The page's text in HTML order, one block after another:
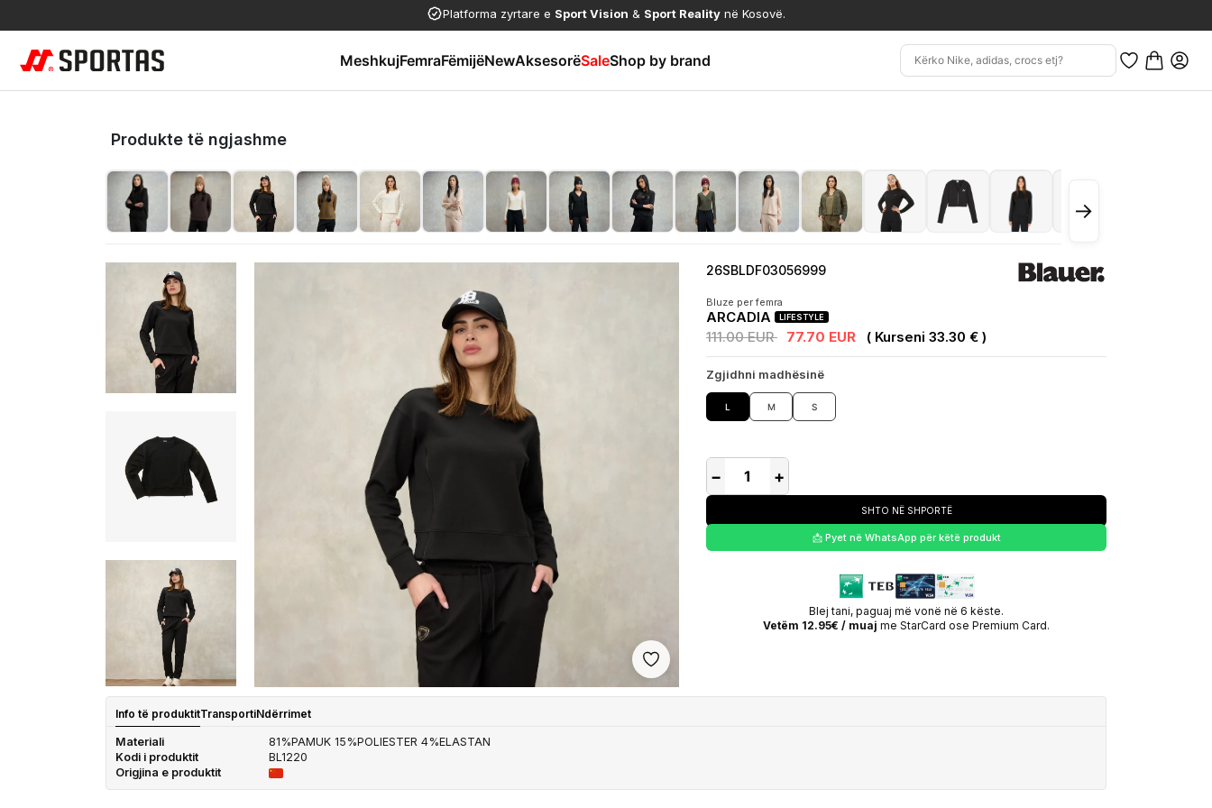
Platforma zyrtare e Sport Vision & Sport Reality në Kosovë.
MeshkujFemraFëmijëNewAksesorëSaleShop by brand
Produkte të ngjashme
→
Shto në wishlist
26SBLDF03056999
Bluze per femra
ARCADIA LIFESTYLE
111.00 EUR 77.70 EUR ( Kurseni 33.30 € )
Zgjidhni madhësinë
L M S
− +
SHTO NË SHPORTË
📩 Pyet në WhatsApp për këtë produkt
Blej tani, paguaj më vonë në 6 këste.
Vetëm 12.95€ / muaj me StarCard ose Premium Card.
Info të produktitTransportiNdërrimet
Materiali
81%PAMUK 15%POLIESTER 4%ELASTAN
Kodi i produktit
BL1220
Origjina e produktit